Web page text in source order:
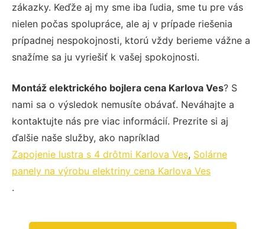
zákazky. Keďže aj my sme iba ľudia, sme tu pre vás
nielen počas spolupráce, ale aj v prípade riešenia
prípadnej nespokojnosti, ktorú vždy berieme vážne a
snažíme sa ju vyriešiť k vašej spokojnosti.
Montáž elektrického bojlera cena Karlova Ves? S
nami sa o výsledok nemusíte obávať. Neváhajte a
kontaktujte nás pre viac informácií. Prezrite si aj
ďalšie naše služby, ako napríklad
Zapojenie lustra s 4 drôtmi Karlova Ves, Solárne
panely na výrobu elektriny cena Karlova Ves
.